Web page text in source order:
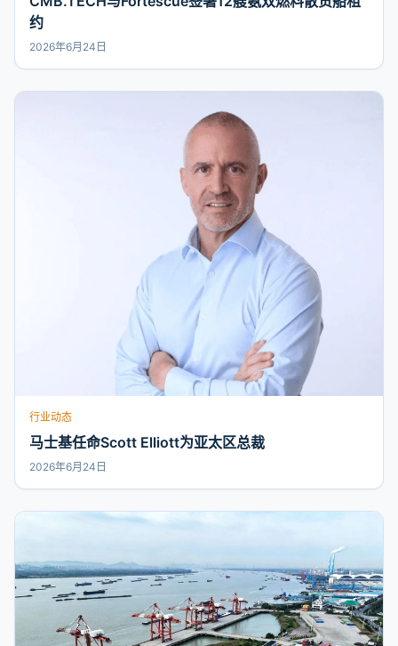
约
2026年6月24日
行业动态
马士基任命Scott Elliott为亚太区总裁
2026年6月24日